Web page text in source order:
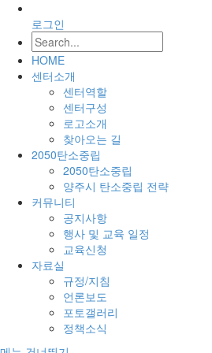
로그인
HOME
센터소개
센터역할
센터구성
로고소개
찾아오는 길
2050탄소중립
2050탄소중립
양주시 탄소중립 전략
커뮤니티
공지사항
행사 및 교육 일정
교육신청
자료실
규정/지침
언론보도
포토갤러리
정책소식